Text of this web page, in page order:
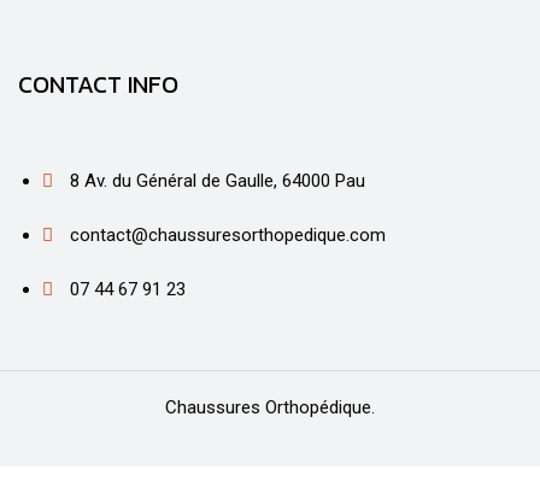
CONTACT INFO
8 Av. du Général de Gaulle, 64000 Pau
contact@chaussuresorthopedique.com
07 44 67 91 23
Chaussures Orthopédique.